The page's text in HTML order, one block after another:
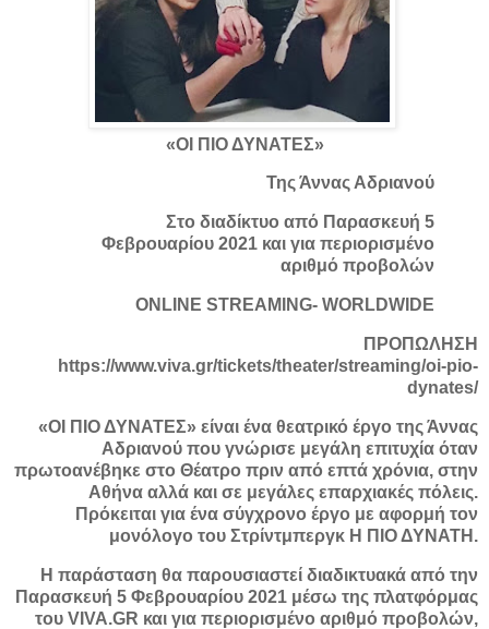
«ΟΙ ΠΙΟ ΔΥΝΑΤΕΣ»
Της Άννας Αδριανού
Στο διαδίκτυο από Παρασκευή 5
Φεβρουαρίου 2021 και για περιορισμένο
αριθμό προβολών
ONLINE STREAMING- WORLDWIDE
ΠΡΟΠΩΛΗΣΗ
https://www.viva.gr/tickets/theater/streaming/oi-pio-
dynates/
«ΟΙ ΠΙΟ ΔΥΝΑΤΕΣ» είναι ένα θεατρικό έργο της Άννας
Αδριανού που γνώρισε μεγάλη επιτυχία όταν
πρωτοανέβηκε στο Θέατρο πριν από επτά χρόνια, στην
Αθήνα αλλά και σε μεγάλες επαρχιακές πόλεις.
Πρόκειται για ένα σύγχρονο έργο με αφορμή τον
μονόλογο του Στρίντμπεργκ Η ΠΙΟ ΔΥΝΑΤΗ.
Η παράσταση θα παρουσιαστεί διαδικτυακά από την
Παρασκευή 5 Φεβρουαρίου 2021 μέσω της πλατφόρμας
του VIVA.GR και για περιορισμένο αριθμό προβολών,